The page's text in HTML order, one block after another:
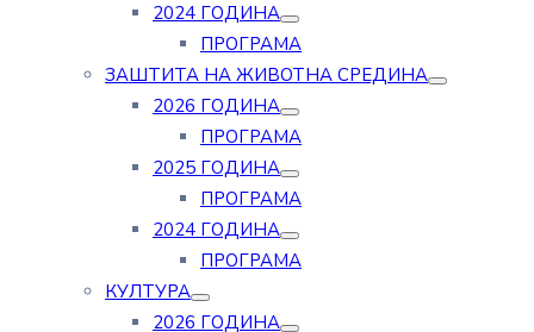
2024 ГОДИНА
ПРОГРАМА
ЗАШТИТА НА ЖИВОТНА СРЕДИНА
2026 ГОДИНА
ПРОГРАМА
2025 ГОДИНА
ПРОГРАМА
2024 ГОДИНА
ПРОГРАМА
КУЛТУРА
2026 ГОДИНА